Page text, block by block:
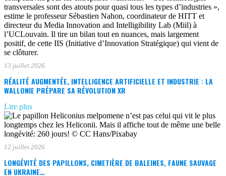
13 juillet 2026
RÉALITÉ AUGMENTÉE, INTELLIGENCE ARTIFICIELLE ET INDUSTRIE : LA
WALLONIE PRÉPARE SA RÉVOLUTION XR
Lire plus
12 juillet 2026
LONGÉVITÉ DES PAPILLONS, CIMETIÈRE DE BALEINES, FAUNE SAUVAGE
EN UKRAINE…